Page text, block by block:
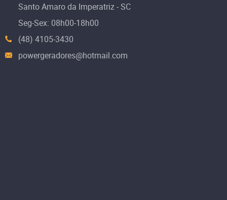
Santo Amaro da Imperatriz - SC
Seg-Sex: 08h00-18h00
(48) 4105-3430
powergeradores@hotmail.com